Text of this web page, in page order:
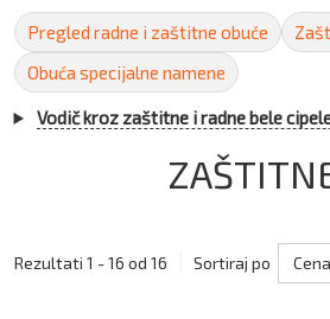
Pregled radne i zaštitne obuće
Obuća specijalne namene
Vodič kroz zaštitne i radne bele
Rezultati 1 - 16 od 16 Sortiraj po